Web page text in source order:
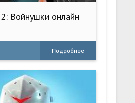
Войнушки онлайн
Подробнее